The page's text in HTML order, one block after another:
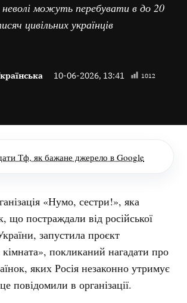
неволі можуть перебувати в до 20
цивільних українців
10-06-2026, 13:41 1012
Тф, як бажане джерело в Google
«Нумо, сестри!», яка
що постраждали від російської
запустила проєкт
кімната», покликаний нагадати про
яких Росія незаконно утримує
повідомили в організації.